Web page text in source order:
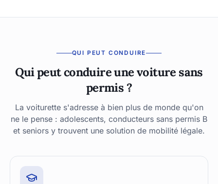
QUI PEUT CONDUIRE
Qui peut conduire une voiture sans
permis ?
La voiturette s'adresse à bien plus de monde qu'on
ne le pense : adolescents, conducteurs sans permis B
et seniors y trouvent une solution de mobilité légale.